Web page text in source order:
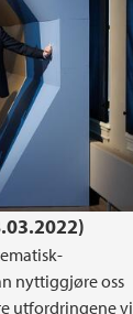
nyttiggjøre oss
utfordringene vi